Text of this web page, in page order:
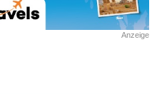
Anzeige